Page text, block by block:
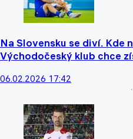
Na Slovensku se diví. Kde
Východočeský klub chce
06.02.2026 17:42